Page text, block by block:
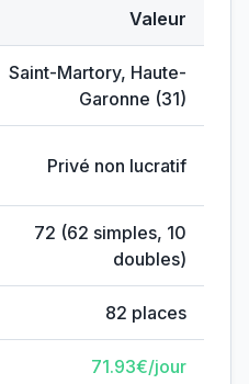
Valeur
Saint-Martory, Haute-
Garonne (31)
Privé non lucratif
72 (62 simples, 10
doubles)
82 places
71.93€/jour